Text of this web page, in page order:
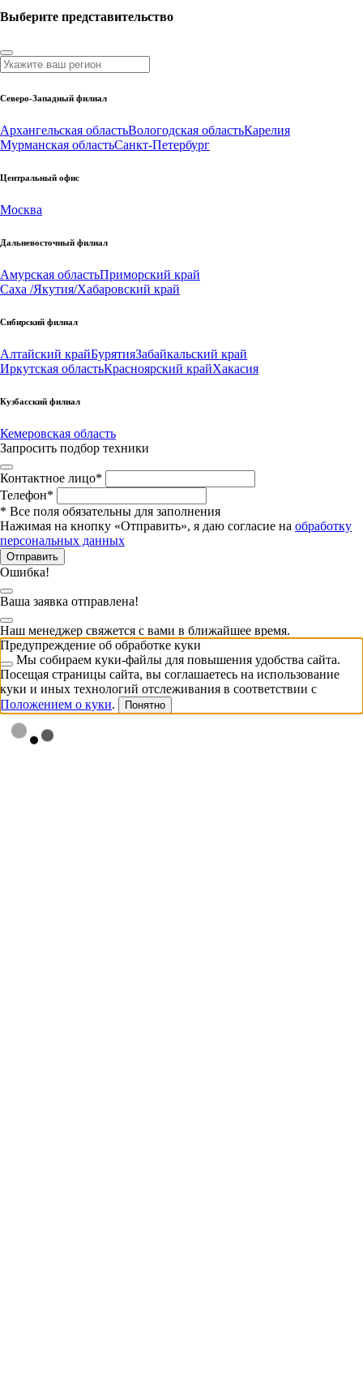
Выберите представительство
Северо-Западный филиал
Архангельская областьВологодская областьКарелия
Мурманская областьСанкт-Петербург
Центральный офис
Москва
Дальневосточный филиал
Амурская областьПриморский край
Саха /Якутия/Хабаровский край
Сибирский филиал
Алтайский крайБурятияЗабайкальский край
Иркутская областьКрасноярский крайХакасия
Кузбасский филиал
Кемеровская область
Запросить подбор техники
Контактное лицо*
Телефон*
* Все поля обязательны для заполнения
Нажимая на кнопку «Отправить», я даю согласие на обработку
персональных данных
Отправить
Ошибка!
Ваша заявка отправлена!
Наш менеджер свяжется с вами в ближайшее время.
Предупреждение об обработке куки
Мы собираем куки-файлы для повышения удобства сайта.
Посещая страницы сайта, вы соглашаетесь на использование
куки и иных технологий отслеживания в соответствии с
Положением о куки. Понятно